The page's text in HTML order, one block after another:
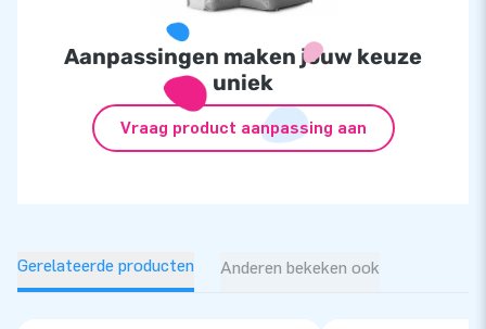
Aanpassingen maken jouw keuze
uniek
Vraag product aanpassing aan
Gerelateerde producten Anderen bekeken ook